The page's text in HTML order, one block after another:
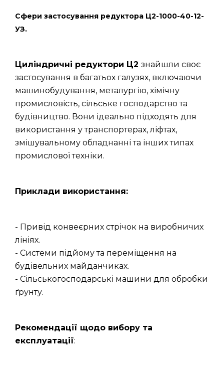
Сфери застосування редуктора Ц2-1000-40-12-
УЗ.
Циліндричні редуктори Ц2 знайшли своє
застосування в багатьох галузях, включаючи
машинобудування, металургію, хімічну
промисловість, сільське господарство та
будівництво. Вони ідеально підходять для
використання у транспортерах, ліфтах,
змішувальному обладнанні та інших типах
промислової техніки.
Приклади використання:
- Привід конвеєрних стрічок на виробничих
лініях.
- Системи підйому та переміщення на
будівельних майданчиках.
- Сільськогосподарські машини для обробки
ґрунту.
Рекомендації щодо вибору та
експлуатації: